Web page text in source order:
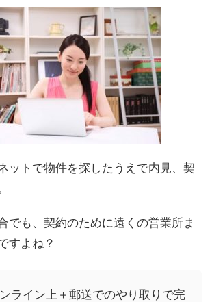
ットで物件を探したうえで内見、契
でも、契約のために遠くの営業所ま
すよね？
ライン上＋郵送でのやり取りで完